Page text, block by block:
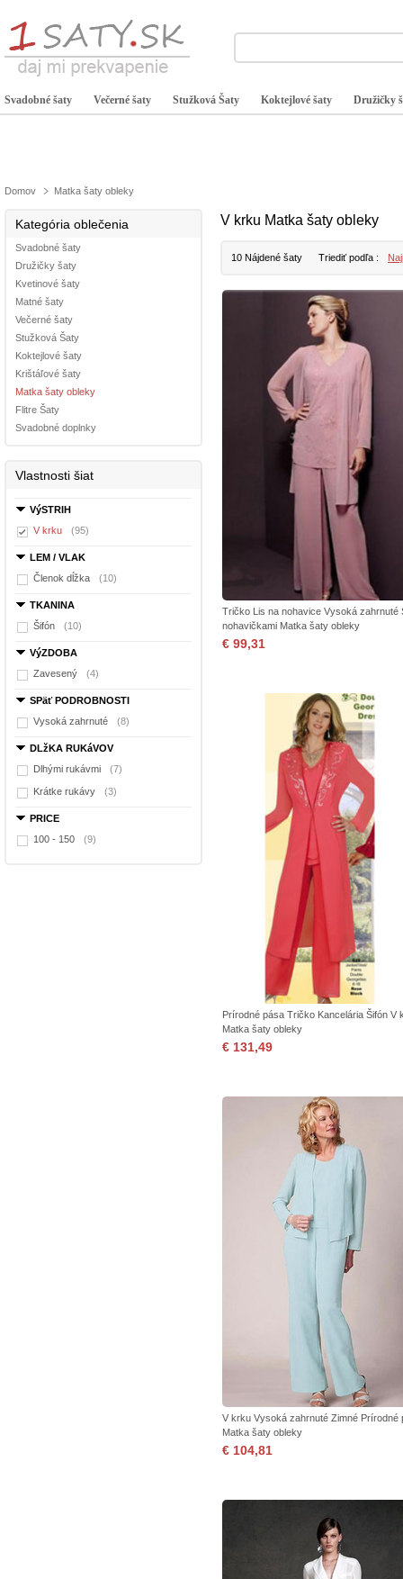
Svadobné šaty Večerné šaty Stužková Šaty Koktejlové šaty Družičky
Domov Matka šaty obleky
Kategória oblečenia
Svadobné šaty
Družičky šaty
Kvetinové šaty
Matné šaty
Večerné šaty
Stužková Šaty
Koktejlové šaty
Krištáľové šaty
Matka šaty obleky
Flitre Šaty
Svadobné doplnky
Vlastnosti šiat
VýSTRIH
V krku
(95)
LEM / VLAK
Členok dĺžka
(10)
TKANINA
Šifón
(10)
VýZDOBA
Zavesený
(4)
SPäť PODROBNOSTI
Vysoká zahrnuté
(8)
DLžKA RUKáVOV
Dlhými rukávmi
(7)
Krátke rukávy (3)
PRICE
100 - 150
(9)
V krku Matka šaty obleky
10 Nájdené šaty Triediť podľa :
Tričko Lis na nohavice Vysoká zahrnuté
nohavičkami Matka šaty obleky
€ 99,31
Prírodné pása Tričko Kancelária Šifón V
Matka šaty obleky
€ 131,49
V krku Vysoká zahrnuté Zimné Prírodné
Matka šaty obleky
€ 104,81